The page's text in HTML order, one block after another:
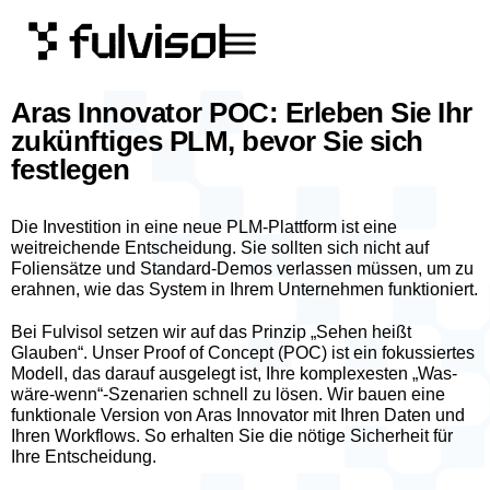
Aras Innovator POC: Erleben Sie Ihr
zukünftiges PLM, bevor Sie sich
festlegen
Die Investition in eine neue PLM-Plattform ist eine
weitreichende Entscheidung. Sie sollten sich nicht auf
Foliensätze und Standard-Demos verlassen müssen, um zu
erahnen, wie das System in Ihrem Unternehmen funktioniert.
Bei Fulvisol setzen wir auf das Prinzip „Sehen heißt
Glauben“. Unser Proof of Concept (POC) ist ein fokussiertes
Modell, das darauf ausgelegt ist, Ihre komplexesten „Was-
wäre-wenn“-Szenarien schnell zu lösen. Wir bauen eine
funktionale Version von Aras Innovator mit Ihren Daten und
Ihren Workflows. So erhalten Sie die nötige Sicherheit für
Ihre Entscheidung.